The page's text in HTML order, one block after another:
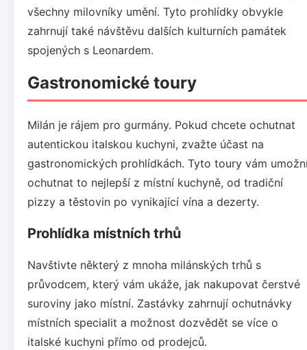
všechny milovníky umění. Tyto prohlídky obvykle
zahrnují také návštěvu dalších kulturních památek
spojených s Leonardem.
Gastronomické toury
Milán je rájem pro gurmány. Pokud chcete ochutnat
autentickou italskou kuchyni, zvažte účast na
gastronomických prohlídkách. Tyto toury vám
ochutnat to nejlepší z místní kuchyně, od tradiční
pizzy a těstovin po vynikající vína a dezerty.
Prohlídka místních trhů
Navštivte některý z mnoha milánských trhů s
průvodcem, který vám ukáže, jak nakupovat čerstvé
suroviny jako místní. Zastávky zahrnují ochutnávky
místních specialit a možnost dozvědět se více o
italské kuchyni přímo od prodejců.